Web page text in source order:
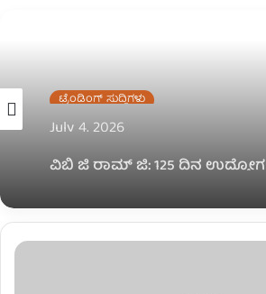
ಟ್ರೆಂಡಿಂಗ್ ಸುದ್ದಿಗಳು
July 4, 2026
ಮೊತ್ತ 382ಕ್ಕೆ ಹೆಚ್ಚಳ – ದೇಶಪಾಂಡೆ